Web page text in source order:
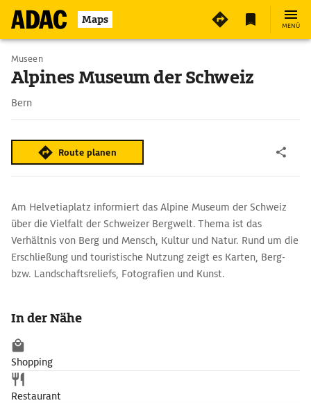
Maps MENÜ
Museen
Alpines Museum der Schweiz
Bern
Route planen
Am Helvetiaplatz informiert das Alpine Museum der Schweiz
über die Vielfalt der Schweizer Bergwelt. Thema ist das
Verhältnis von Berg und Mensch, Kultur und Natur. Rund um die
Erschließung und touristische Nutzung zeigt es Karten, Berg-
bzw. Landschaftsreliefs, Fotografien und Kunst.
In der Nähe
Shopping
Restaurant